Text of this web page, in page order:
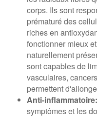
corps. Ils sont
prématuré des
riches en
fonctionner mieux
naturellement
sont capables de
vasculaires,
permettent
Anti-inflammatoire:
symptômes et les